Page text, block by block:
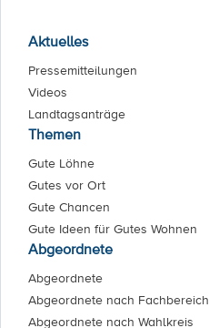
Aktuelles
Pressemitteilungen
Videos
Landtagsanträge
Themen
Gute Löhne
Gutes vor Ort
Gute Chancen
Gute Ideen für Gutes Wohnen
Abgeordnete
Abgeordnete
Abgeordnete nach Fachbereich
Abgeordnete nach Wahlkreis